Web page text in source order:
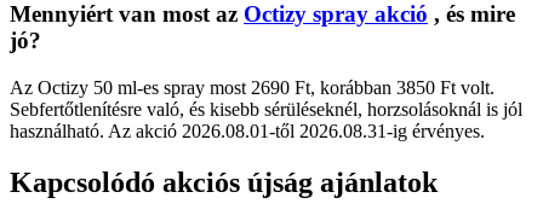
Mennyiért van most az Octizy spray akció , és mire
jó?
Az Octizy 50 ml-es spray most 2690 Ft, korábban 3850 Ft volt.
Sebfertőtlenítésre való, és kisebb sérüléseknél, horzsolásoknál is jól
használható. Az akció 2026.08.01-től 2026.08.31-ig érvényes.
Kapcsolódó akciós újság ajánlatok